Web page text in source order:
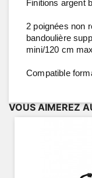
Finitions argent
2 poignées non
bandoulière
mini/120 cm
Compatible
VOUS AIMEREZ